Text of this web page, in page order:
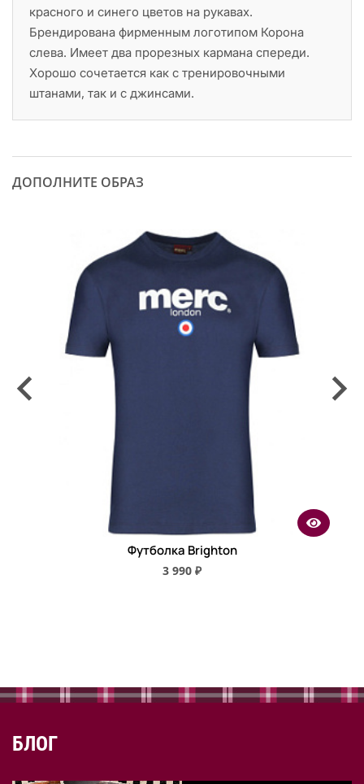
красного и синего цветов на рукавах.
Брендирована фирменным логотипом Корона
слева. Имеет два прорезных кармана спереди.
Хорошо сочетается как с тренировочными
штанами, так и с джинсами.
ДОПОЛНИТЕ ОБРАЗ
Футболка Brighton
3 990 ₽
БЛОГ